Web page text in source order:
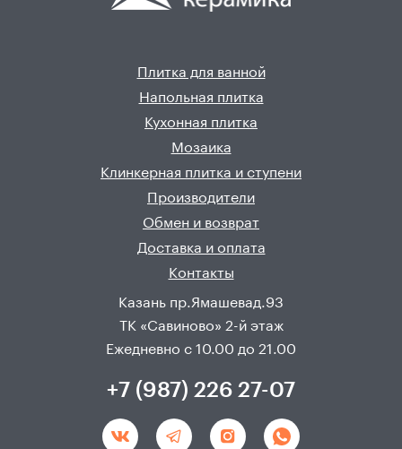
Плитка для ванной
Напольная плитка
Кухонная плитка
Мозаика
Клинкерная плитка и ступени
Производители
Обмен и возврат
Доставка и оплата
Контакты
Казань пр.Ямашевад.93
ТК «Савиново» 2-й этаж
Ежедневно с 10.00 до 21.00
+7 (987) 226 27-07